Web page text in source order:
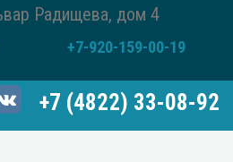
Радищева, дом 4
+7-920-159-00-19
+7 (4822) 33-08-92